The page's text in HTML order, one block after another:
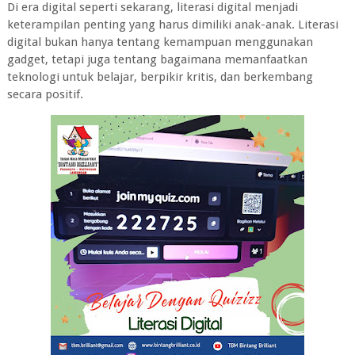
Di era digital seperti sekarang, literasi digital menjadi
keterampilan penting yang harus dimiliki anak-anak. Literasi
digital bukan hanya tentang kemampuan menggunakan
gadget, tetapi juga tentang bagaimana memanfaatkan
teknologi untuk belajar, berpikir kritis, dan berkembang
secara positif.